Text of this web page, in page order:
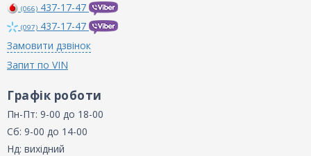
(066) 437-17-47
(097) 437-17-47
Замовити дзвінок
Запит по VIN
Графік роботи
Пн-Пт: 9-00 до 18-00
Сб: 9-00 до 14-00
Нд: вихідний